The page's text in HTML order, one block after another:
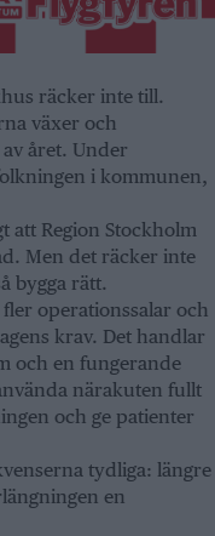
räcker inte till.
växer och
året. Under
i kommunen,
att Region Stockholm
Men det räcker inte
bygga rätt.
operationssalar och
krav. Det handlar
och en fungerande
närakuten fullt
och ge patienter
tydliga: längre
en